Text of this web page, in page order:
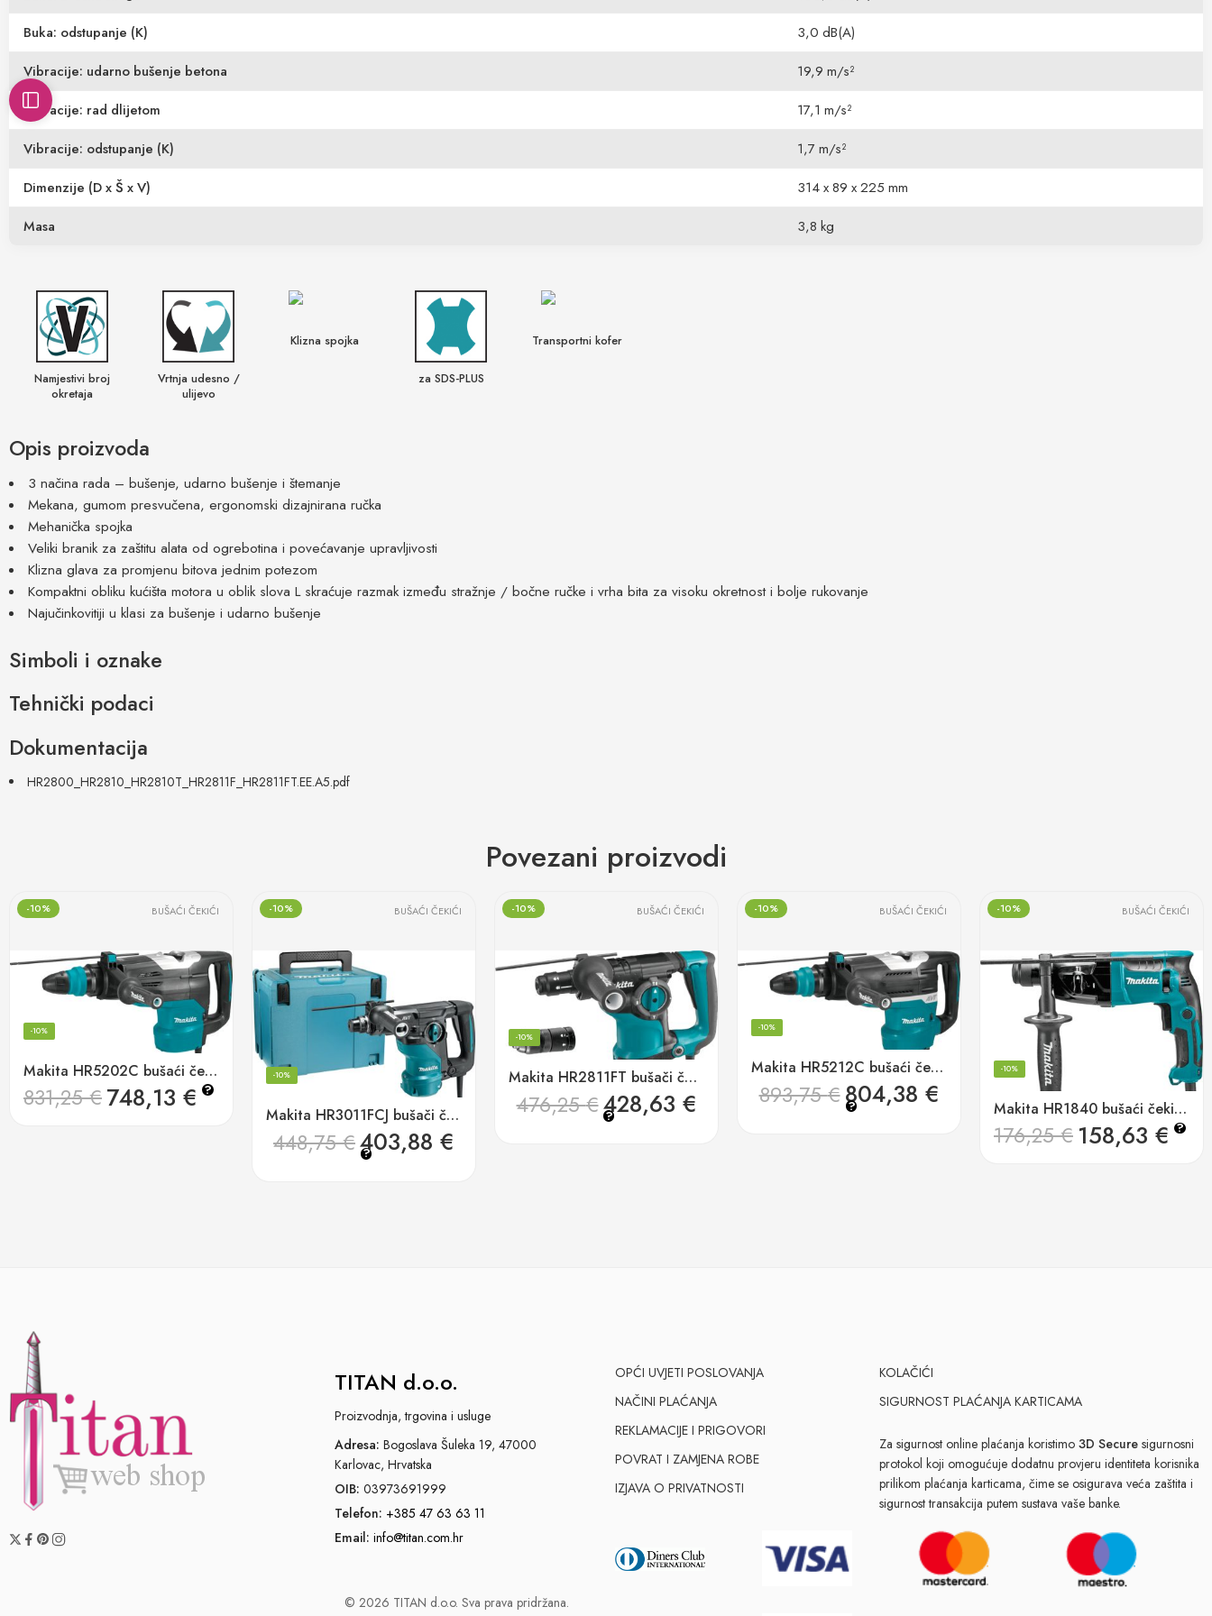
Opis proizvoda
3 načina rada – bušenje, udarno bušenje i štemanje
Mekana, gumom presvučena, ergonomski dizajnirana ručka
Mehanička spojka
Veliki branik za zaštitu alata od ogrebotina i povećavanje upravljivosti
Klizna glava za promjenu bitova jednim potezom
Kompaktni obliku kućišta motora u oblik slova L skraćuje razmak između stražnje / bočne ručke i vrha bita za visoku okretnost i bolje rukovanje
Najučinkovitiji u klasi za bušenje i udarno bušenje
Simboli i oznake
Namjestivi broj
okretaja
Vrtnja udesno /
ulijevo
Klizna spojka
za SDS-PLUS
Transportni kofer
Tehnički podaci
Buka: odstupanje (K)
3,0 dB(A)
Vibracije: udarno bušenje betona
19,9 m/s²
Vibracije: rad dlijetom
17,1 m/s²
Vibracije: odstupanje (K)
1,7 m/s²
Dimenzije (D x Š x V)
314 x 89 x 225 mm
Masa
3,8 kg
Dokumentacija
HR2800_HR2810_HR2810T_HR2811F_HR2811FT.EE.A5.pdf
Povezani proizvodi
-10% BUŠAĆI ČEKIĆI
Makita HR5202C bušaći čekić
-10%
831,25€748,13 € ?
-10% BUŠAĆI ČEKIĆI
Makita HR3011FCJ bušači čekić 1.050w
-10%
448,75€403,88 €
?
-10% BUŠAĆI ČEKIĆI
Makita HR2811FT bušači čekić 800w
-10%
476,25€428,63 €
?
-10% BUŠAĆI ČEKIĆI
Makita HR5212C bušaći čekić
-10%
893,75€804,38 €
?
-10% BUŠAĆI ČEKIĆI
Makita HR1840 bušaći čekić 440w, 18mm
-10%
176,25€ 158,63 € ?
TITAN d.o.o.
Proizvodnja, trgovina i usluge
Adresa: Bogoslava Šuleka 19, 47000
Karlovac, Hrvatska
OIB: 03973691999
Telefon: +385 47 63 63 11
Email: info@titan.com.hr
© 2026 TITAN d.o.o. Sva prava pridržana.
OPĆI UVJETI POSLOVANJA
NAČINI PLAĆANJA
REKLAMACIJE I PRIGOVORI
POVRAT I ZAMJENA ROBE
IZJAVA O PRIVATNOSTI
KOLAČIĆI
SIGURNOST PLAĆANJA KARTICAMA
Za sigurnost online plaćanja koristimo 3D Securesigurnosni
protokol koji omogućuje dodatnu provjeru identiteta korisnika
prilikom plaćanja karticama, čime se osigurava veća zaštita i
sigurnost transakcija putem sustava vaše banke.